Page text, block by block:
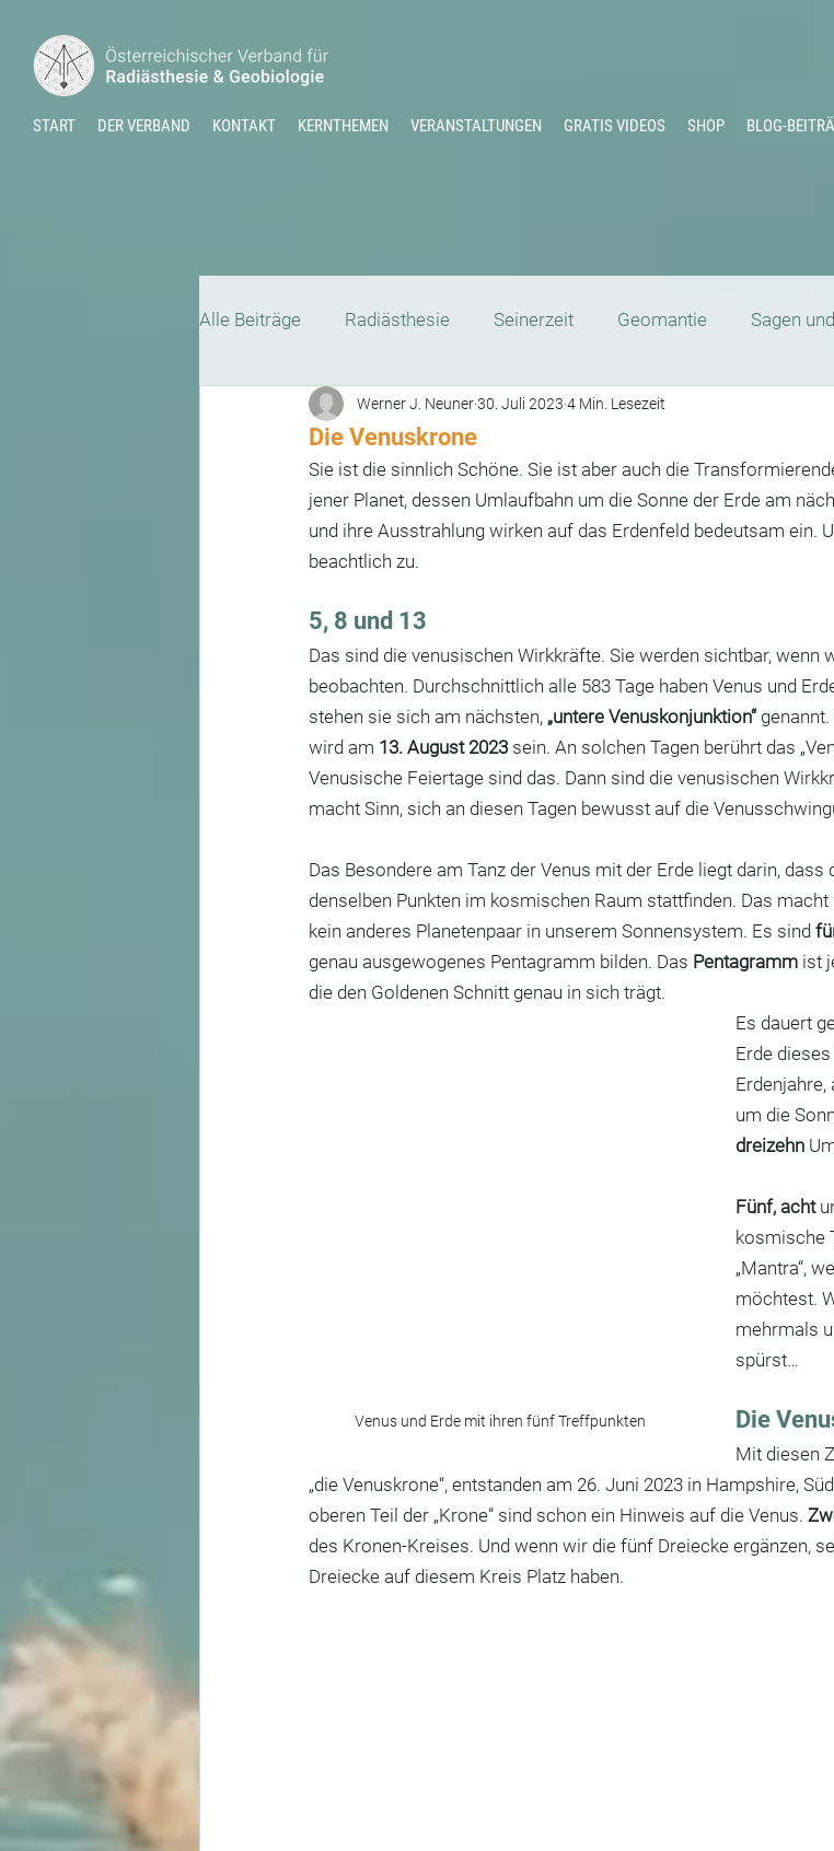
START DER VERBAND KONTAKT KERNTHEMEN VERANSTALTUNGEN GRATIS VIDEOS SHOP BLOG-
Alle Beiträge Radiästhesie Seinerzeit Geomantie Sagen
Kraftorte Jahreskreis Schamanismus
Jahreskreisfeste Veranstaltungen Radiästhesieverband
Genius Loci Proportionen Kirchen Maße Ley Lines
Die Venuskrone
Werner J. Neuner30. Juli 2023 4 Min. Lesezeit
Sie ist die sinnlich Schöne. Sie ist aber auch die
jener Planet, dessen Umlaufbahn um die Sonne der Erde am
und ihre Ausstrahlung wirken auf das Erdenfeld bedeutsam ein.
beachtlich zu.
5, 8 und 13
Das sind die venusischen Wirkkräfte. Sie werden sichtbar, wenn
beobachten. Durchschnittlich alle 583 Tage haben Venus und
stehen sie sich am nächsten, „untere Venuskonjunktion“ genannt.
wird am 13. August 2023 sein. An solchen Tagen berührt das
Venusische Feiertage sind das. Dann sind die venusischen
macht Sinn, sich an diesen Tagen bewusst auf die
Das Besondere am Tanz der Venus mit der Erde liegt darin,
denselben Punkten im kosmischen Raum stattfinden. Das macht
kein anderes Planetenpaar in unserem Sonnensystem. Es sind
genau ausgewogenes Pentagramm bilden. Das Pentagramm ist
die den Goldenen Schnitt genau in sich trägt.
Venus und Erde mit ihren fünf Treffpunkten
Es dauert
Erde
um die
dreizehn
Fünf, acht
kosmische
„Mantra“,
möchtest.
mehrmals
spürst…
Die
Mit diesen
„die Venuskrone“, entstanden am 26. Juni 2023 in Hampshire,
oberen Teil der „Krone“ sind schon ein Hinweis auf die Venus.
des Kronen-Kreises. Und wenn wir die fünf Dreiecke ergänzen,
Dreiecke auf diesem Kreis Platz haben.